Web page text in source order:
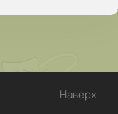
Наверх